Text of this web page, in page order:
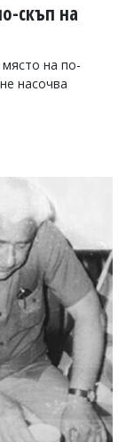
скъп на
на по-
насочва